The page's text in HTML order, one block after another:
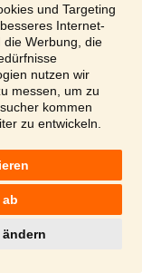
und Targeting
Internet-
die Werbung, die
nutzen wir
messen, um zu
kommen
zu entwickeln.